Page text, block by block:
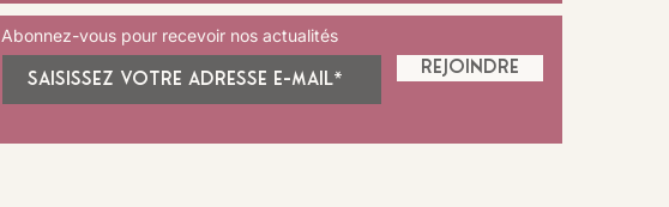
Abonnez-vous pour recevoir nos actualités
Rejoindre